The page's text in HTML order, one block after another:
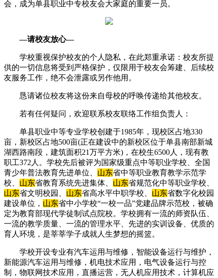
会，成为单县职业中专校友会大家庭的重要一员。
—请校友放心—
学校重视保护校友的个人隐私，在此郑重承诺：校友所提
供的一切信息将受到严格保护，仅限用于校友会筹建、后续校
友服务工作，绝不会泄露或另作他用。
恳请诸位校友将这份来自母校的呼唤传递给其他校友。
若有任何疑问，欢迎联系校友联络工作组负责人：
单县职业中等专业学校创建于1985年，现校区占地330
亩，新校区占地500亩(正在建设中的新校区位于单县南部新城
湖西路南段，建筑面积21万平方米)，在校生6500人，现有教
职工372人。学校先后被评为国家级重点中等职业学校、全国
青少年普法教育先进单位、 山东省中等职业教育教学示范学
校、 山东省教育系统先进集体、 山东省规范化中等职业学校、
山东省文明校园、 山东省高水平中职学校、 山东省数字化校园
建设单位， 山东省中小学校“一校一品”党建品牌示范校，被确
定为教育部现代学徒制试点院校。学校拥有一流的师资队伍、
一流的教学质量、一流的管理水平、先进的实训设备、优质的
育人环境，是莘莘学子成就人生梦想的摇篮。
学校开设专业有汽车运用与维修，智能设备运行与维护，
新能源汽车运用与维修，机电技术应用，电气设备运行与控
制，物联网技术应用，直播运营，无人机应用技术，计算机应